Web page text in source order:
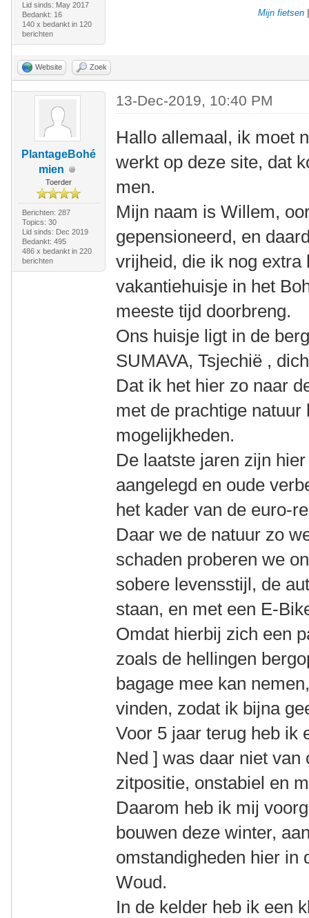
Lid sinds: May 2017
Bedankt: 16
140 x bedankt in 120
berichten
Mijn fietsen
Website Zoek
PlantageBohé
mien
Toerder
Berichten: 287
Topics: 30
Lid sinds: Dec 2019
Bedankt: 495
486 x bedankt in 220
berichten
13-Dec-2019, 10:40 PM
Hallo allemaal, ik moet
werkt op deze site, dat
men.
Mijn naam is Willem,
gepensioneerd, en
vrijheid, die ik nog extra
vakantiehuisje in het
meeste tijd doorbreng.
Ons huisje ligt in de
SUMAVA, Tsjechië ,
Dat ik het hier zo naar
met de prachtige natuur
mogelijkheden.
De laatste jaren zijn
aangelegd en oude
het kader van de euro-
Daar we de natuur zo
schaden proberen we
sobere levensstijl, de
staan, en met een E-
Omdat hierbij zich een
zoals de hellingen
bagage mee kan
vinden, zodat ik bijna
Voor 5 jaar terug heb
Ned ] was daar niet
zitpositie, onstabiel en
Daarom heb ik mij
bouwen deze winter,
omstandigheden hier in
Woud.
In de kelder heb ik een